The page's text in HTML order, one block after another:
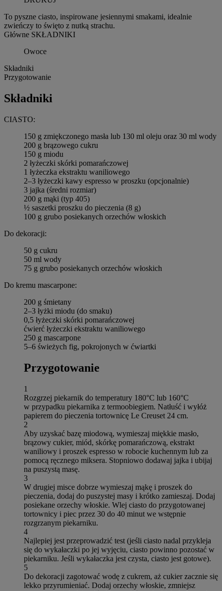
To pyszne ciasto, inspirowane jesiennymi smakami, idealnie
zwieńczy to święto z nutką strachu.
Główne SKŁADNIKI
Owoce
Składniki
Przygotowanie
Składniki
CIASTO:
150 g zmiękczonego masła lub 130 ml oleju oraz 30 ml wody
200 g brązowego cukru
150 g miodu
2 łyżeczki skórki pomarańczowej
1 łyżeczka ekstraktu waniliowego
2–3 łyżeczki kawy espresso w proszku (opcjonalnie)
3 jajka (średni rozmiar)
200 g mąki (typ 405)
½ saszetki proszku do pieczenia (8 g)
100 g grubo posiekanych orzechów włoskich
Do dekoracji:
50 g cukru
50 ml wody
75 g grubo posiekanych orzechów włoskich
Do kremu mascarpone:
200 g śmietany
2–3 łyżki miodu (do smaku)
0,5 łyżeczki skórki pomarańczowej
ćwierć łyżeczki ekstraktu waniliowego
250 g mascarpone
5–6 świeżych fig, pokrojonych w ćwiartki
Przygotowanie
1
Rozgrzej piekarnik do temperatury 180°C lub 160°C
w przypadku piekarnika z termoobiegiem. Natłuść i wyłóż
papierem do pieczenia tortownicę Le Creuset 24 cm.
2
Aby uzyskać bazę miodową, wymieszaj miękkie masło,
brązowy cukier, miód, skórkę pomarańczową, ekstrakt
waniliowy i proszek espresso w robocie kuchennym lub za
pomocą ręcznego miksera. Stopniowo dodawaj jajka i ubijaj
na puszystą masę.
3
W drugiej misce dobrze wymieszaj mąkę i proszek do
pieczenia, dodaj do puszystej masy i krótko zamieszaj. Dodaj
posiekane orzechy włoskie. Wlej ciasto do przygotowanej
tortownicy i piec przez 30 do 40 minut we wstępnie
rozgrzanym piekarniku.
4
Najlepiej jest przeprowadzić test (jeśli ciasto nadal przykleja
się do wykałaczki po jej wyjęciu, ciasto powinno pozostać w
piekarniku. Jeśli wykałaczka jest czysta, ciasto jest gotowe).
5
Do dekoracji zagotować wodę z cukrem, aż cukier zacznie się
lekko przyrumieniać. Dodaj orzechy włoskie, zmniejsz